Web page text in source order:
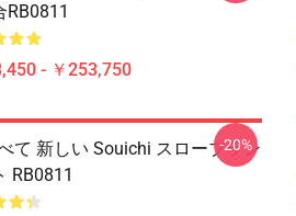
RB0811
- ￥253,750
て 新しい Souichi スローブラン
RB0811
-20%